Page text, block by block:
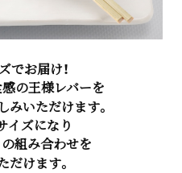
でお届け！
の王様レバーを
みいただけます。
イズになり
組み合わせを
だけます。